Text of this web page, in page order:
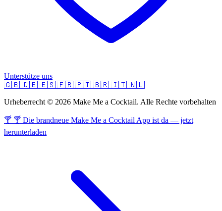
Unterstütze uns
🇬🇧 🇩🇪 🇪🇸 🇫🇷 🇵🇹 🇧🇷 🇮🇹 🇳🇱
Urheberrecht © 2026 Make Me a Cocktail. Alle Rechte vorbehalten
🍸 🍸 Die brandneue Make Me a Cocktail App ist da — jetzt
herunterladen